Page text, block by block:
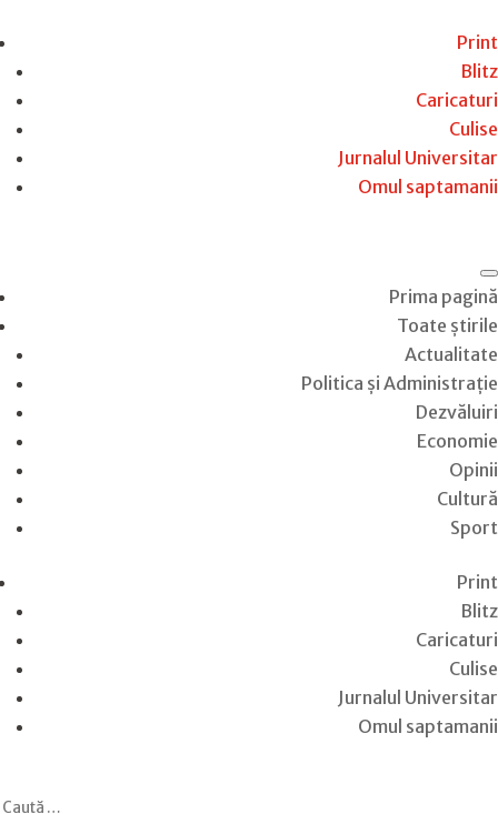
Print
Blitz
Caricaturi
Culise
Jurnalul Universitar
Omul saptamanii
Prima pagină
Toate știrile
Actualitate
Politica și Administrație
Dezvăluiri
Economie
Opinii
Cultură
Sport
Print
Blitz
Caricaturi
Culise
Jurnalul Universitar
Omul saptamanii